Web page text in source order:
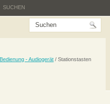
SUCHEN
Bedienung - Audiogerät / Stationstasten